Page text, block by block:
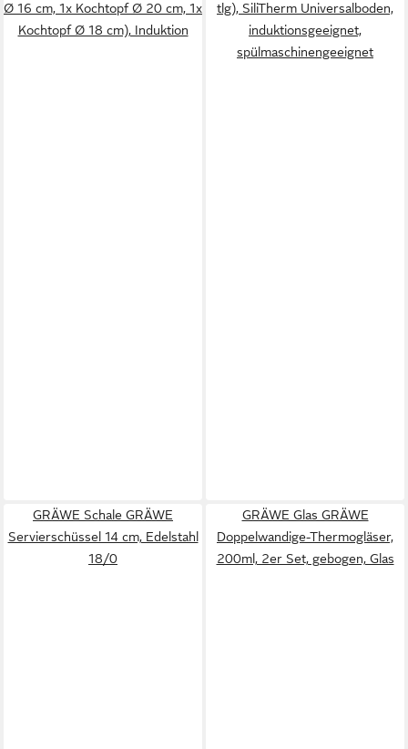
Ø 16 cm, 1x Kochtopf Ø 20 cm, 1x
Kochtopf Ø 18 cm), Induktion
tlg), SiliTherm Universalboden,
induktionsgeeignet,
spülmaschinengeeignet
GRÄWE Schale GRÄWE
Servierschüssel 14 cm, Edelstahl
18/0
GRÄWE Glas GRÄWE
Doppelwandige-Thermogläser,
200ml, 2er Set, gebogen, Glas